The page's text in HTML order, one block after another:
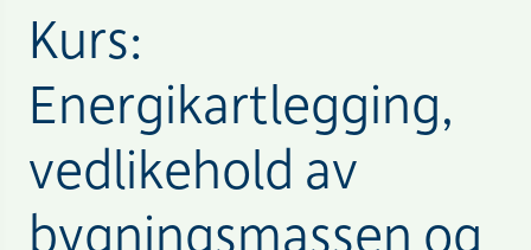
Kurs:
Energikartlegging,
vedlikehold av
bygningsmassen og